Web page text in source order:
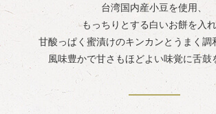
台湾国内産小豆を使用、
もっちりとする白いお餅を入れ
甘酸っぱく蜜漬けのキンカンとうまく調
風味豊かで甘さもほどよい味覚に舌鼓